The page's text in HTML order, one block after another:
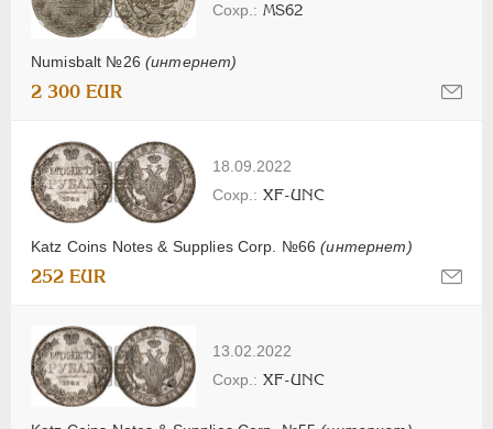
Numisbalt №26 (интернет)
MS62
2 300 EUR
18.09.2022
Katz Coins Notes & Supplies Corp. №66(интернет)
XF-UNC
252 EUR
13.02.2022
XF-UNC